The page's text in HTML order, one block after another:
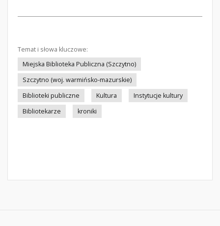
Temat i słowa kluczowe:
Miejska Biblioteka Publiczna (Szczytno)
Szczytno (woj. warmińsko-mazurskie)
Biblioteki publiczne
Kultura
Instytucje kultury
Bibliotekarze
kroniki